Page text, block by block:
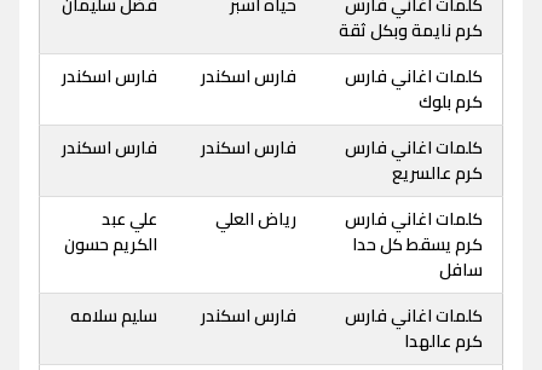
كرم نايمة وبكل ثقة
كلمات اغاني فارس
كرم بلوك
فارس اسكندر فارس اسكندر
كلمات اغاني فارس
كرم عالسريع
فارس اسكندر فارس اسكندر
كلمات اغاني فارس
كرم يسقط كل حدا
سافل
رياض العلي
علي عبد
الكريم حسون
كلمات اغاني فارس
كرم عالهدا
فارس اسكندر سليم سلامه